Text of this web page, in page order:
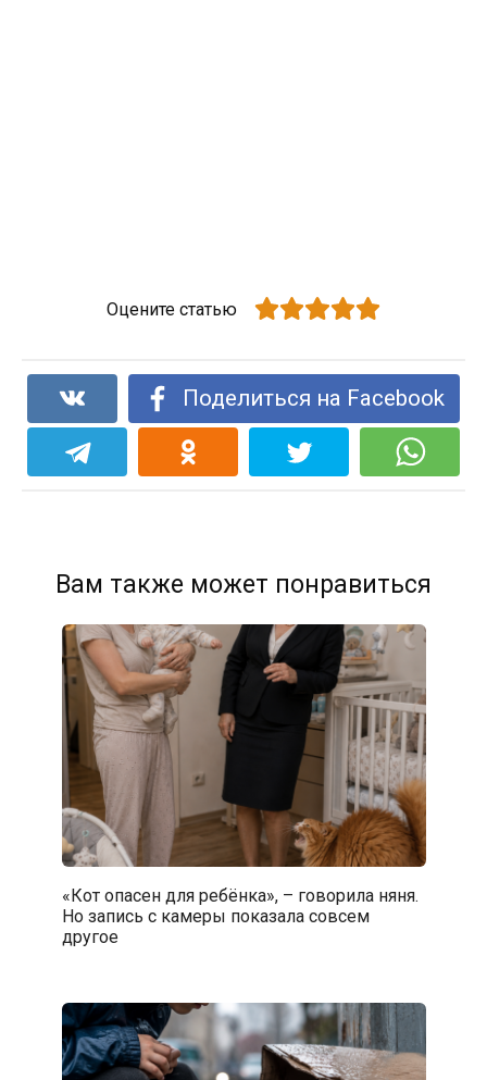
Оцените статью
Поделиться на Facebook
Вам также может понравиться
«Кот опасен для ребёнка», – говорила няня.
Но запись с камеры показала совсем
другое